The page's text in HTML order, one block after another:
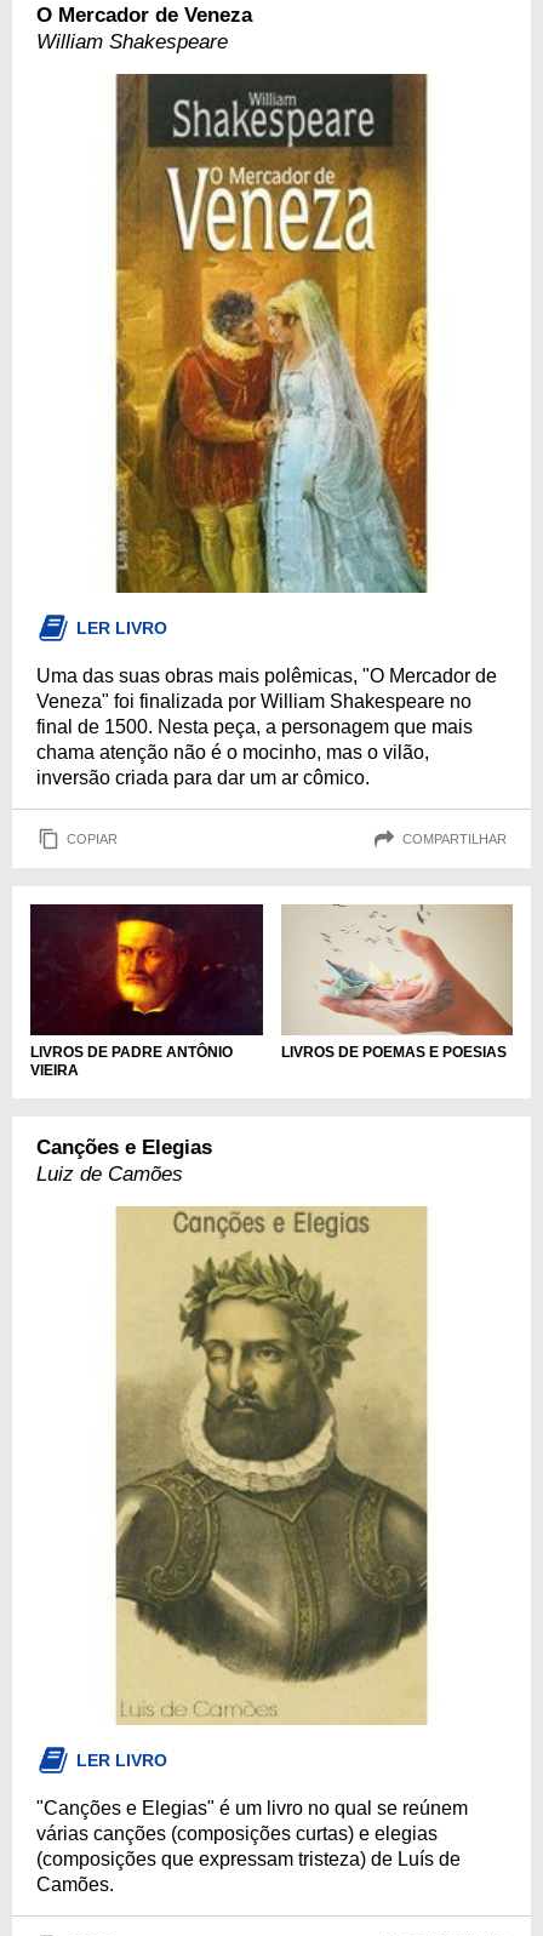
O Mercador de Veneza
William Shakespeare
LER LIVRO
Uma das suas obras mais polêmicas, "O Mercador de
Veneza" foi finalizada por William Shakespeare no
final de 1500. Nesta peça, a personagem que mais
chama atenção não é o mocinho, mas o vilão,
inversão criada para dar um ar cômico.
COPIAR COMPARTILHAR
LIVROS DE PADRE ANTÔNIO
VIEIRA
LIVROS DE POEMAS E POESIAS
Canções e Elegias
Luiz de Camões
LER LIVRO
"Canções e Elegias" é um livro no qual se reúnem
várias canções (composições curtas) e elegias
(composições que expressam tristeza) de Luís de
Camões.